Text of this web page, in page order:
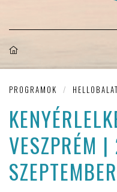
PROGRAMOK /
VESZPRÉM